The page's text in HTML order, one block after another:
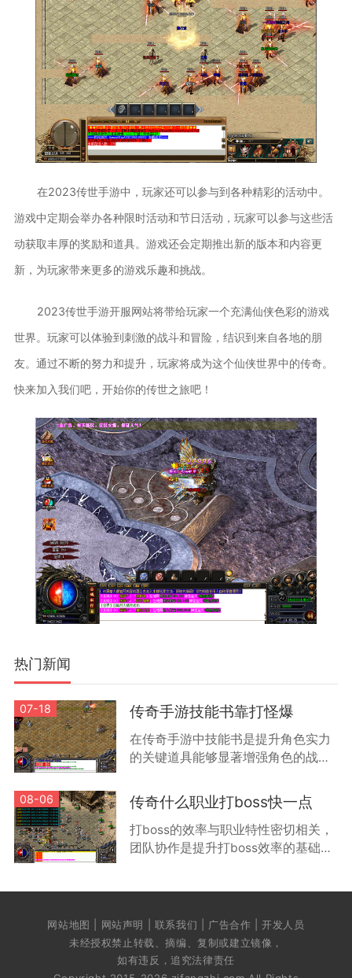
在2023传世手游中，玩家还可以参与到各种精彩的活动中。
游戏中定期会举办各种限时活动和节日活动，玩家可以参与这些活
动获取丰厚的奖励和道具。游戏还会定期推出新的版本和内容更
新，为玩家带来更多的游戏乐趣和挑战。
2023传世手游开服网站将带给玩家一个充满仙侠色彩的游戏
世界。玩家可以体验到刺激的战斗和冒险，结识到来自各地的朋
友。通过不断的努力和提升，玩家将成为这个仙侠世界中的传奇。
快来加入我们吧，开始你的传世之旅吧！
热门新闻
07-18 传奇手游技能书靠打怪爆
在传奇手游中技能书是提升角色实力
的关键道具能够显著增强角色的战斗
能书主要通过击败怪物获得不同等级
的怪物掉落技能书的品质和类型有所
差
08-06 传奇什么职业打boss快一点
打boss的效率与职业特性密切相关，
团队协作是提升打boss效率的基础方
疗和辅
网站地图 | 网站声明 | 联系我们 | 广告合作 | 开发人员
未经授权禁止转载、摘编、复制或建立镜像，
如有违反，追究法律责任